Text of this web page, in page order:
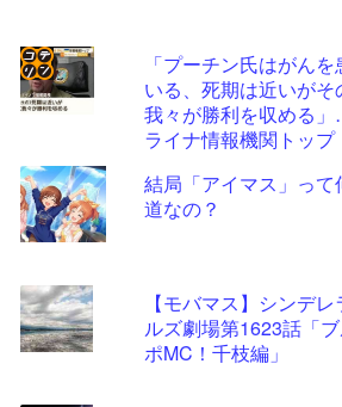
「プーチン氏はがんを
いる、死期は近いがそ
我々が勝利を収める
ライナ情報機関トップ
結局「アイマス」って
道なの？
【モバマス】シンデ
ルズ劇場第1623話「
ポMC！千枝編」
コテ
- 固
定リ
ンク
更新
ツー